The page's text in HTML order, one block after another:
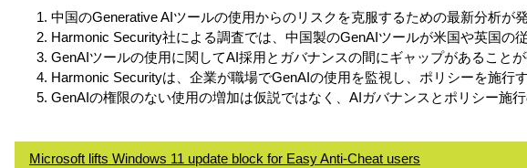
中国のGenerative AIツールの使用からのリスクを克服するための最新分析が発
Harmonic Security社による調査では、中国製のGenAIツールが米国や英国の
GenAIツールの使用に関してAI採用とガバナンスの間にギャップがあることが
Harmonic Securityは、企業が職場でGenAIの使用を監視し、ポリシーを施行
GenAIの権限のない使用の増加は仮説ではなく、AIガバナンスとポリシー施行
Microsoft lifts Windows 11 update block for Easy Anti-Cheat users